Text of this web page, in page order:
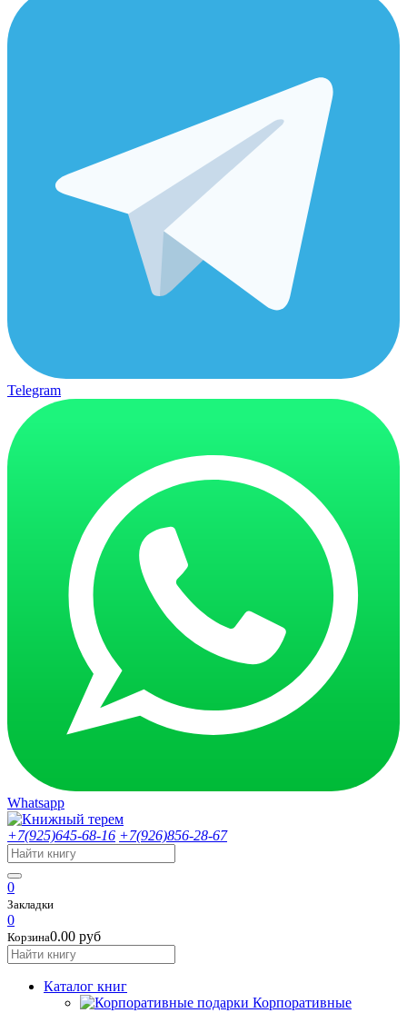
Telegram
Whatsapp
+7(925)645-68-16 +7(926)856-28-67
0
Закладки
0
Корзина0.00 руб
Каталог книг
Корпоративные